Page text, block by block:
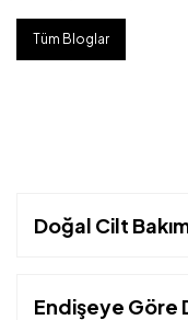
Tüm Bloglar
Doğal Cilt
Endişeye Göre